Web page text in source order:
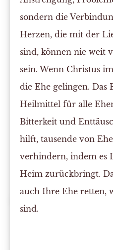
sondern die
Herzen, die mit der
sind, können nie weit
sein. Wenn Christus
die Ehe gelingen. Das
Heilmittel für alle
Bitterkeit und
hilft, tausende von
verhindern, indem es
Heim zurückbringt.
auch Ihre Ehe retten,
sind.